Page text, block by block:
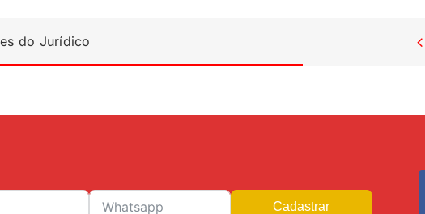
do Jurídico 
Cadastrar